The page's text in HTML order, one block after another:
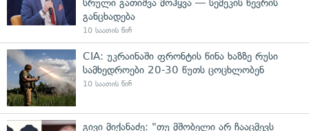
სრული გათიშვა მოჰყვა — სემეკის წევრის
განცხადება
10 საათის წინ
CIA: უკრაინაში ფრონტის წინა ხაზზე რუსი
სამხედროები 20-30 წუთს ცოცხლობენ
10 საათის წინ
გივი მიქანაძე: "თუ მშობელი არ ჩააცმევს